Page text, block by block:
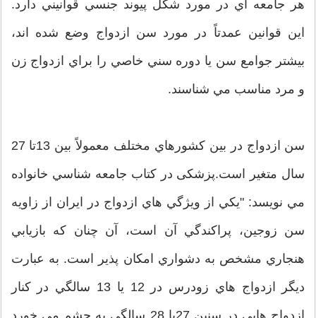
هر جامعه اي در مورد شكل پيوند جنسي قوانيني دارد.
اين قوانين عمدتاً در مورد سن ازدواج وضع شده اند،
بيشتر جوامع سن يا دوره سني خاصي را براي ازدواج زن
و مرد مناسب مي شناسند.
سن ازدواج در بين كشورهاي مختلف معمولاً بين 13تا 27
سال متغير است.پزشکی در كتاب جامعه شناسي خانواده
مي نويسد: "يكي از ويژگي هاي ازدواج در ايران از زاويه
سن زوجين، پراكندگي آن است، آن چنان كه بازيابي
هنجاري مشخص به دشواري امكان پذير است. به عبارت
ديگر ازدواج هاي زودرس در 12 يا 13 سالگي در كنار